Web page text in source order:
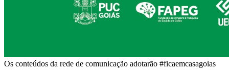
Os conteúdos da rede de comunicação adotarão #ficaemcasagoias